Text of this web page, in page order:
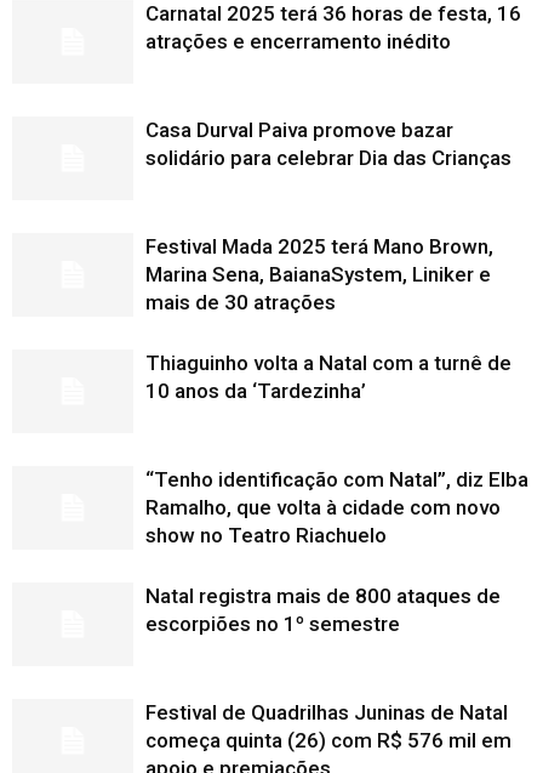
Carnatal 2025 terá 36 horas de festa, 16
atrações e encerramento inédito
Casa Durval Paiva promove bazar
solidário para celebrar Dia das Crianças
Festival Mada 2025 terá Mano Brown,
Marina Sena, BaianaSystem, Liniker e
mais de 30 atrações
Thiaguinho volta a Natal com a turnê de
10 anos da ‘Tardezinha’
“Tenho identificação com Natal”, diz Elba
Ramalho, que volta à cidade com novo
show no Teatro Riachuelo
Natal registra mais de 800 ataques de
escorpiões no 1º semestre
Festival de Quadrilhas Juninas de Natal
começa quinta (26) com R$ 576 mil em